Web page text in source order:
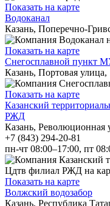
Показать на карте
Водоканал
Казань, Поперечно-
Показать на карте
Снегосплавной пункт
Казань, Портовая улица,
Показать на карте
Казанский
РЖД
Казань, Революционная
+7 (843) 294-20-81
пн-чт 08:00–17:00, пт
Показать на карте
Волжский водозабор
Казань, Республика